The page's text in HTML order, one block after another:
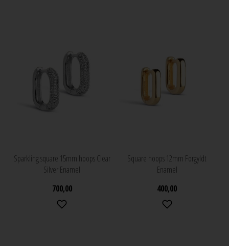
Sparkling square 15mm hoops Clear
Silver Enamel
700,00
Square hoops 12mm Forgyldt
Enamel
400,00